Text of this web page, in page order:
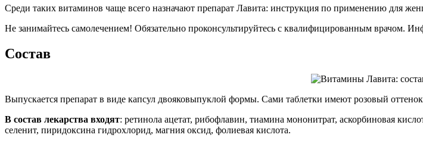
Среди таких витаминов чаще всего назначают препарат Лавита: инструкция по применению для
Не занимайтесь самолечением! Обязательно проконсультируйтесь с квалифицированным врачом.
Состав
Выпускается препарат в виде капсул двояковыпуклой формы. Сами таблетки имеют розовый
В состав лекарства входят: ретинола ацетат, рибофлавин, тиамина мононитрат, аскорбиновая
селенит, пиридоксина гидрохлорид, магния оксид, фолиевая кислота.